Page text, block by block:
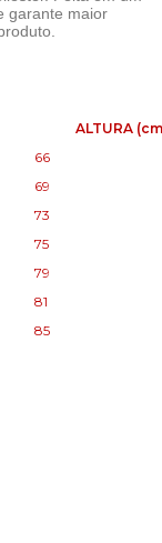
garante maior
ALTURA
66
69
73
75
79
81
85